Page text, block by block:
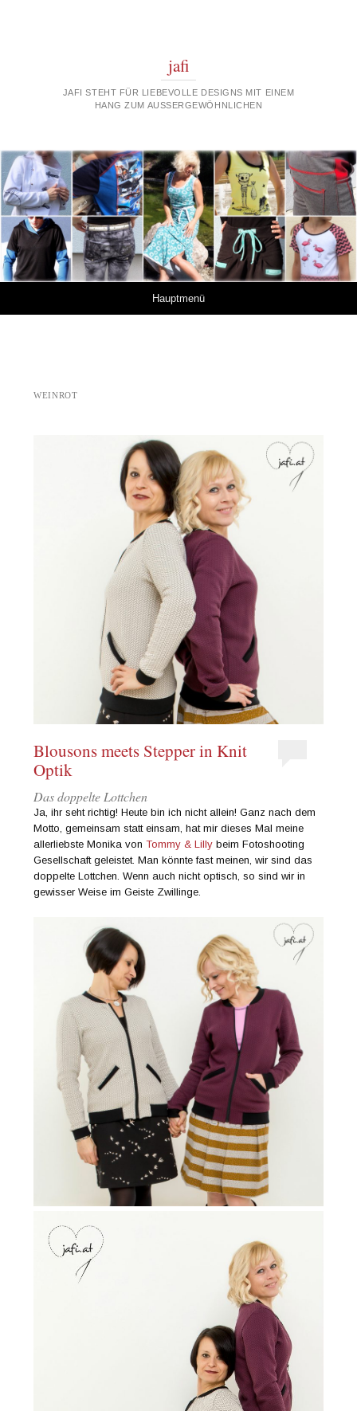
jafi
JAFI STEHT FÜR LIEBEVOLLE DESIGNS MIT EINEM
HANG ZUM AUSSERGEWÖHNLICHEN
Hauptmenü
WEINROT
Blousons meets Stepper in Knit
Optik
Das doppelte Lottchen
Ja, ihr seht richtig! Heute bin ich nicht allein! Ganz nach dem
Motto, gemeinsam statt einsam, hat mir dieses Mal meine
allerliebste Monika vonTommy & Lilly beim Fotoshooting
Gesellschaft geleistet. Man könnte fast meinen, wir sind das
doppelte Lottchen. Wenn auch nicht optisch, so sind wir in
gewisser Weise im Geiste Zwillinge.